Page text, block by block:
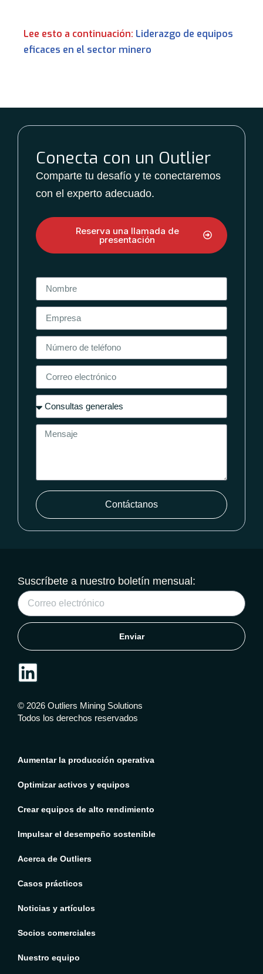
Lee esto a continuación: Liderazgo de equipos
eficaces en el sector minero
Conecta con un Outlier
Comparte tu desafío y te conectaremos
con el experto adecuado.
Reserva una llamada de
presentación
Contáctanos
Suscríbete a nuestro boletín mensual:
Enviar
© 2026 Outliers Mining Solutions
Todos los derechos reservados
Aumentar la producción operativa
Optimizar activos y equipos
Crear equipos de alto rendimiento
Impulsar el desempeño sostenible
Acerca de Outliers
Casos prácticos
Noticias y artículos
Socios comerciales
Nuestro equipo